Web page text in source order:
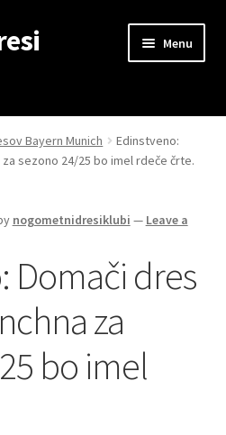
Menu
Bayern Munich
Edinstveno:
sezono 24/25 bo imel rdeče črte.
nogometnidresiklubi — Leave a
Domači dres
za
bo imel